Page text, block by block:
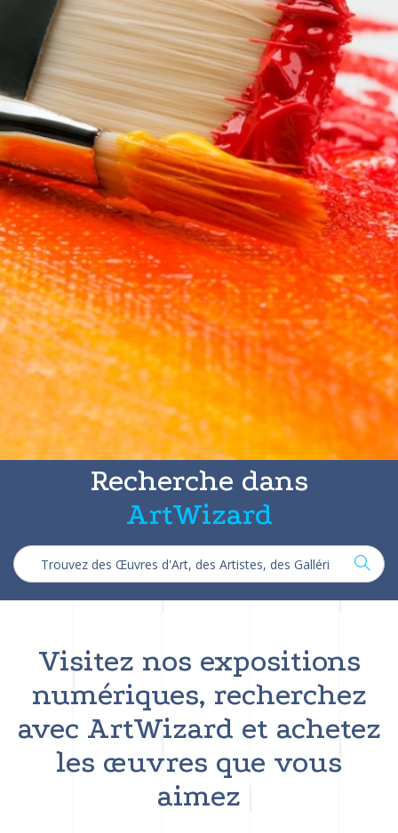
Recherche dans
ArtWizard
Visitez nos expositions
numériques, recherchez
avec ArtWizard et achetez
les œuvres que vous
aimez